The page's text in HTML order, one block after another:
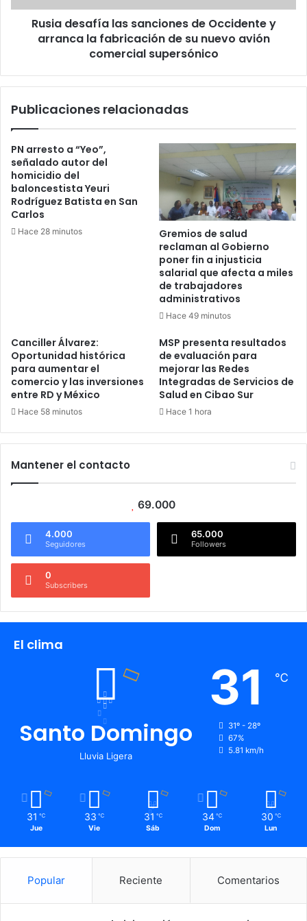
la
fabricación
avión
supersónico
Rusia desafía las sanciones de Occidente y
arranca la fabricación de su nuevo avión
comercial supersónico
Publicaciones relacionadas
PN arresto a “Yeo”,
señalado autor del
homicidio del
baloncestista Yeuri
Rodríguez Batista en San
Carlos
Hace 28 minutos
Gremios de salud
reclaman al Gobierno
poner fin a injusticia
salarial que afecta a miles
de trabajadores
administrativos
Hace 49 minutos
Canciller Álvarez:
Oportunidad histórica
para aumentar el
comercio y las inversiones
entre RD y México
Hace 58 minutos
MSP presenta resultados
de evaluación para
mejorar las Redes
Integradas de Servicios de
Salud en Cibao Sur
Hace 1 hora
Mantener el contacto
69.000
4.000
Seguidores
65.000
Followers
0
Subscribers
El clima
Santo Domingo
Lluvia Ligera
31 ℃
31º - 28º
67%
5.81 km/h
31 ℃
Jue
33 ℃
Vie
31 ℃
Sáb
34 ℃
Dom
30 ℃
Lun
Popular Reciente Comentarios